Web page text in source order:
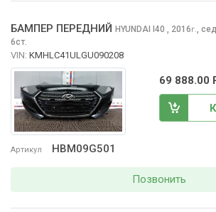
Артикул HBM09G501
БАМПЕР ПЕРЕДНИЙ HYUNDAI I40 , 2016г.,
6ст.
VIN: KMHLC41ULGU090208
69 888.00
Позвонить